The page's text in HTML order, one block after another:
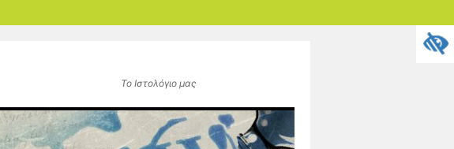
Το Ιστολόγιο μας